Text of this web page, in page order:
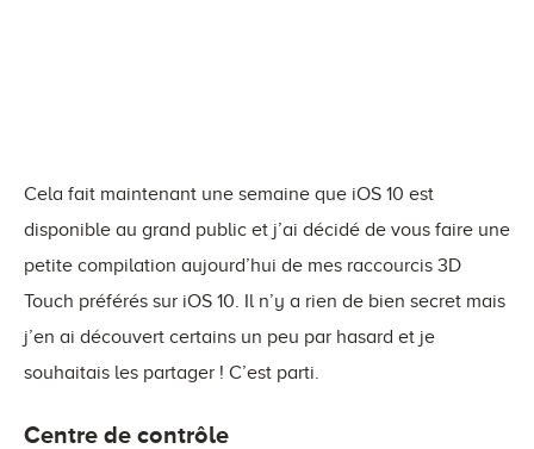
Cela fait maintenant une semaine que iOS 10 est
disponible au grand public et j’ai décidé de vous faire une
petite compilation aujourd’hui de mes raccourcis 3D
Touch préférés sur iOS 10. Il n’y a rien de bien secret mais
j’en ai découvert certains un peu par hasard et je
souhaitais les partager ! C’est parti.
Centre de contrôle